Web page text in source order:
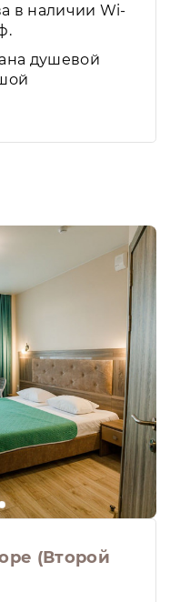
в наличии Wi-
душевой
(Второй